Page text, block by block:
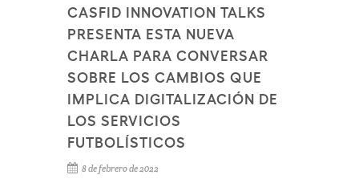
CASFID INNOVATION TALKS
PRESENTA ESTA NUEVA
CHARLA PARA CONVERSAR
SOBRE LOS CAMBIOS QUE
IMPLICA DIGITALIZACIÓN DE
LOS SERVICIOS
FUTBOLÍSTICOS
8 de febrero de 2022